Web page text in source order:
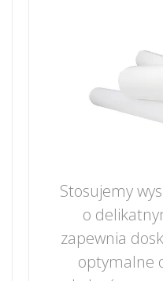
Stosujemy
o
zapewnia
optymalne